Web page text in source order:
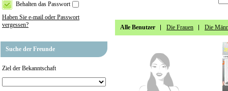
Behalten das Passwort
Haben Sie e-mail oder Passwort
vergessen?
Suche der Freunde
Ziel der Bekanntschaft
Alle Benutzer Die Frauen Die